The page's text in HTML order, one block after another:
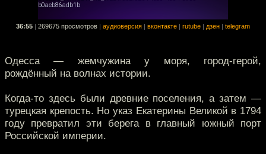
36:55 269675 просмотров аудиоверсия вконтакте rutube дзен telegram
Одесса — жемчужина у моря, город-герой,
рождённый на волнах истории.
Когда-то здесь были древние поселения, а затем —
турецкая крепость. Но указ Екатерины Великой в 1794
году превратил эти берега в главный южный порт
Российской империи.